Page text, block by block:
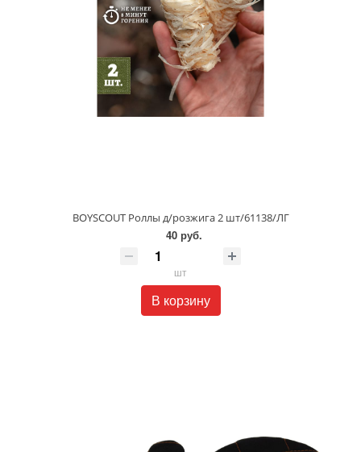
BOYSCOUT Роллы д/розжига 2 шт/61138/ЛГ
40 руб.
шт
В корзину